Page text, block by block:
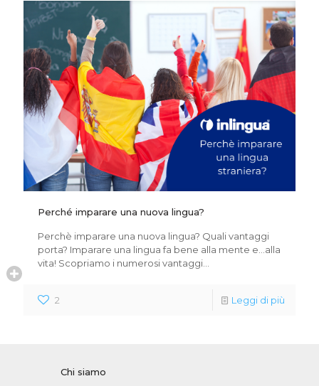
Perché imparare una nuova lingua?
Perchè imparare una nuova lingua? Quali vantaggi
porta? Imparare una lingua fa bene alla mente e…alla
vita! Scopriamo i numerosi vantaggi…
2 Leggi di più
Chi siamo